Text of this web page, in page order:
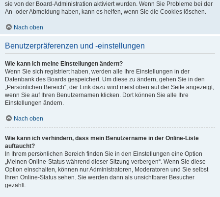
sie von der Board-Administration aktiviert wurden. Wenn Sie Probleme bei der
An- oder Abmeldung haben, kann es helfen, wenn Sie die Cookies löschen.
Nach oben
Benutzerpräferenzen und -einstellungen
Wie kann ich meine Einstellungen ändern?
Wenn Sie sich registriert haben, werden alle Ihre Einstellungen in der
Datenbank des Boards gespeichert. Um diese zu ändern, gehen Sie in den
„Persönlichen Bereich“; der Link dazu wird meist oben auf der Seite angezeigt,
wenn Sie auf Ihren Benutzernamen klicken. Dort können Sie alle Ihre
Einstellungen ändern.
Nach oben
Wie kann ich verhindern, dass mein Benutzername in der Online-Liste
auftaucht?
In Ihrem persönlichen Bereich finden Sie in den Einstellungen eine Option
„Meinen Online-Status während dieser Sitzung verbergen“. Wenn Sie diese
Option einschalten, können nur Administratoren, Moderatoren und Sie selbst
Ihren Online-Status sehen. Sie werden dann als unsichtbarer Besucher
gezählt.